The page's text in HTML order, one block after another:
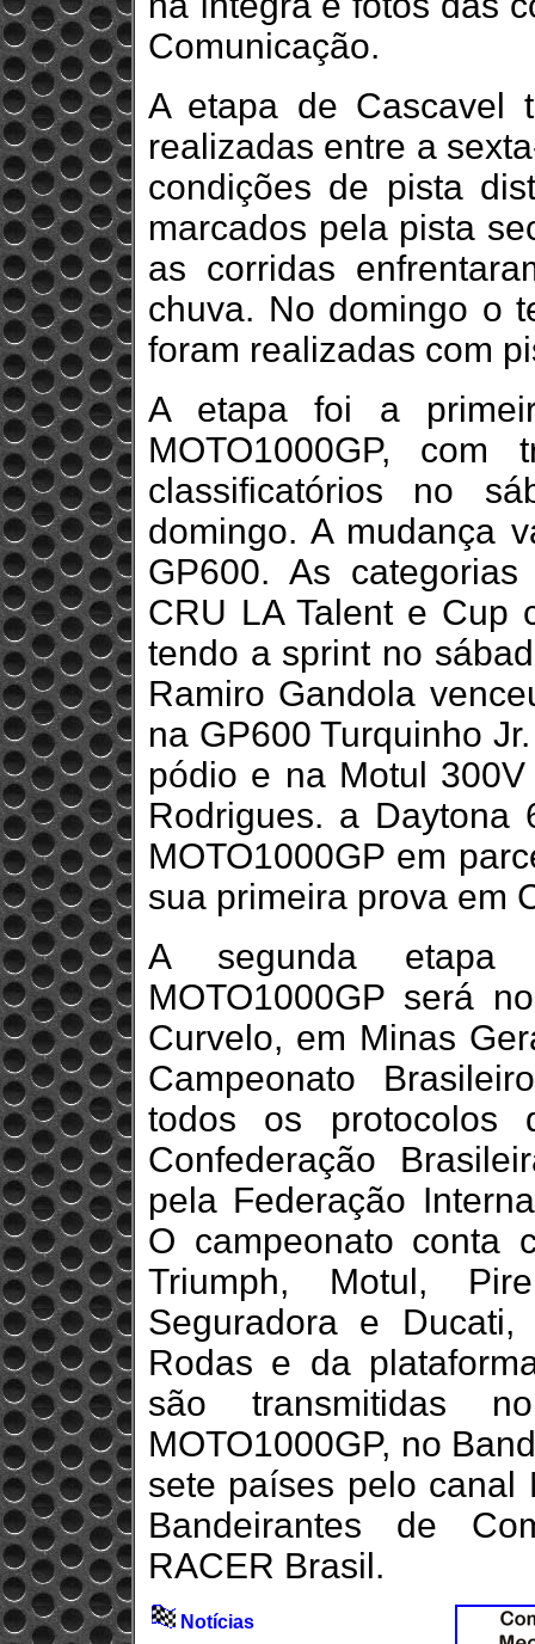
Comunicação.
A etapa de Cascavel
realizadas entre a
condições de pista
marcados pela pista
as corridas
chuva. No domingo o
foram realizadas com
A etapa foi a
MOTO1000GP, com
classificatórios no
domingo. A mudança
GP600. As
CRU LA Talent e Cup
tendo a sprint no
Ramiro Gandola
na GP600 Turquinho
pódio e na Motul
Rodrigues. a Daytona
MOTO1000GP em
sua primeira prova em
A segunda etapa
MOTO1000GP será
Curvelo, em Minas
Campeonato
todos os protocolos
Confederação
pela Federação
O campeonato conta
Triumph, Motul,
Seguradora e
Rodas e da
são transmitidas
MOTO1000GP, no
sete países pelo canal
Bandeirantes de
RACER Brasil.
Notícias